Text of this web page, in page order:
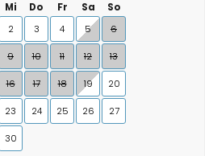
Mi Do Fr Sa
So
2 3 4 5 6
9 10 11 12 13
16 17 18 19 20
23 24 25 26 27
30